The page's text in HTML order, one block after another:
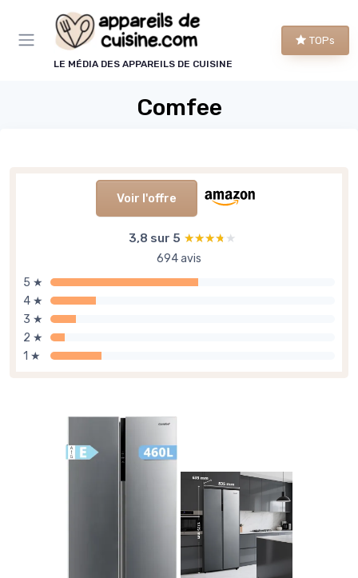
LE MÉDIA DES APPAREILS DE CUISINE
TOPs
Comfee
Voir l'offre
3,8 sur 5 ★★★★★
★★★★★
694 avis
5 ★
4 ★
3 ★
2 ★
1 ★
Panneau de gestion des cookies